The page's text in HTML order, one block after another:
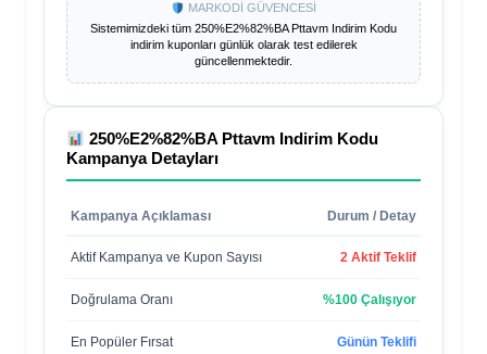
MARKODİ GÜVENCESİ
Sistemimizdeki tüm 250%E2%82%BA Pttavm Indirim Kodu
indirim kuponları günlük olarak test edilerek
güncellenmektedir.
250%E2%82%BA Pttavm Indirim Kodu
Kampanya Detayları
Kampanya Açıklaması Durum / Detay
Aktif Kampanya ve Kupon Sayısı 2 Aktif Teklif
Doğrulama Oranı %100 Çalışıyor
En Popüler Fırsat Günün Teklifi